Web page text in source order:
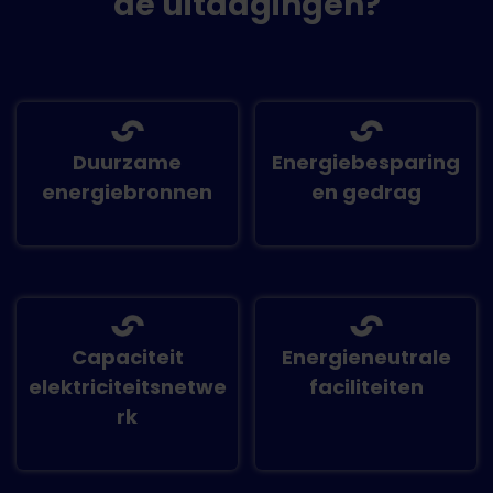
Duurzame
energiebronnen
Energiebesparing
en gedrag
Capaciteit
elektriciteitsnetwe
rk
Energieneutrale
faciliteiten